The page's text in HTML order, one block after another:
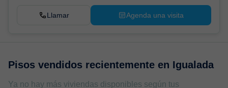
Llamar Agenda una visita
Pisos vendidos recientemente en Igualada
Ya no hay más viviendas disponibles según tus